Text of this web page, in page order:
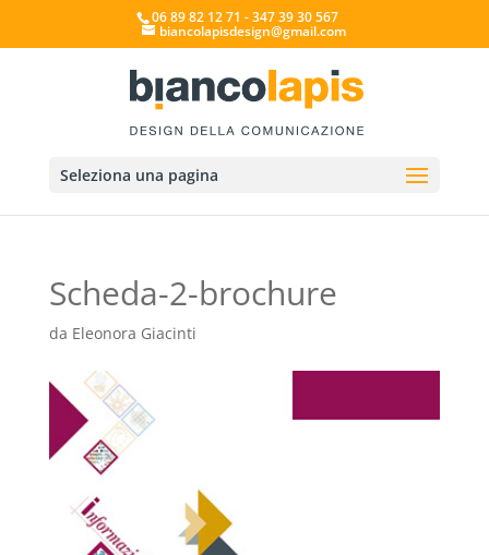
06 89 82 12 71 - 347 39 30 567
biancolapisdesign@gmail.com
Seleziona una pagina
Scheda-2-brochure
da Eleonora Giacinti